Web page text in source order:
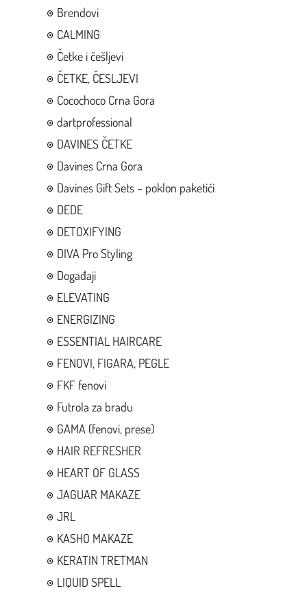
Brendovi
CALMING
Četke i češljevi
ČETKE, ČESLJEVI
Cocochoco Crna Gora
dartprofessional
DAVINES ČETKE
Davines Crna Gora
Davines Gift Sets – poklon paketići
DEDE
DETOXIFYING
DIVA Pro Styling
Događaji
ELEVATING
ENERGIZING
ESSENTIAL HAIRCARE
FENOVI, FIGARA, PEGLE
FKF fenovi
Futrola za bradu
GAMA (fenovi, prese)
HAIR REFRESHER
HEART OF GLASS
JAGUAR MAKAZE
JRL
KASHO MAKAZE
KERATIN TRETMAN
LIQUID SPELL